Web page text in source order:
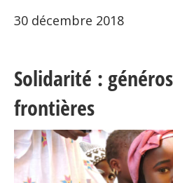
30 décembre 2018
Solidarité :
frontières